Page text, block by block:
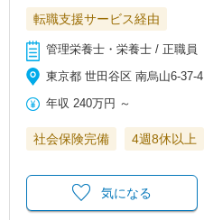
転職支援サービス経由
管理栄養士・栄養士 / 正職員
東京都 世田谷区 南烏山6-37-4
年収 240万円 ～
社会保険完備 4週8休以上
気になる